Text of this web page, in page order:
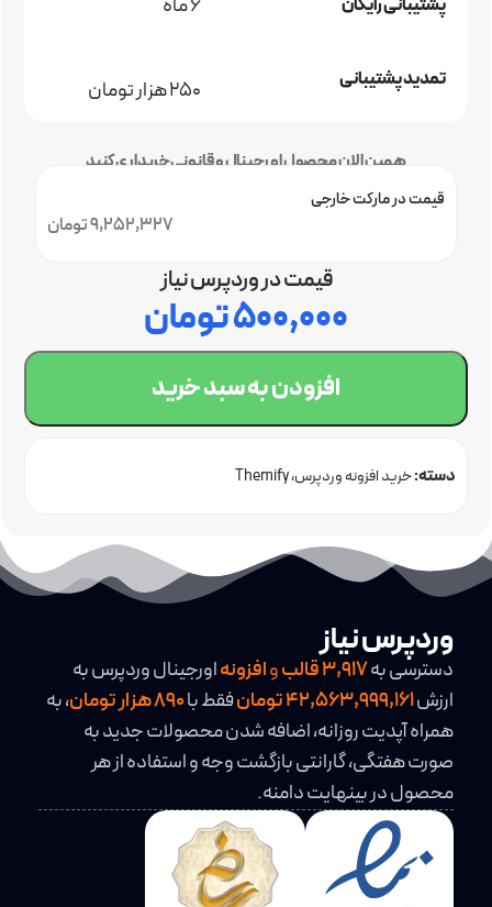
پشتیبانی رایگان 6 ماه
تمدید پشتیبانی 250 هزار تومان
همین الان محصول اورجینال و قانونی خریداری کنید
9,252,327 تومان
قیمت در مارکت خارجی
قیمت در وردپرس نیاز
۵۰۰,۰۰۰تومان
افزودن به سبد خرید
دسته:خرید افزونه وردپرس Themify
وردپرس نیاز
دسترسی به3,917قالبوافزونهاورجینال وردپرس به
ارزش42,563,999,161 تومان فقط با
، به
همراه آپدیت روزانه، اضافه شدن محصولات جدید به
صورت هفتگی، گارانتی بازگشت وجه و استفاده از هر
محصول در بینهایت دامنه.